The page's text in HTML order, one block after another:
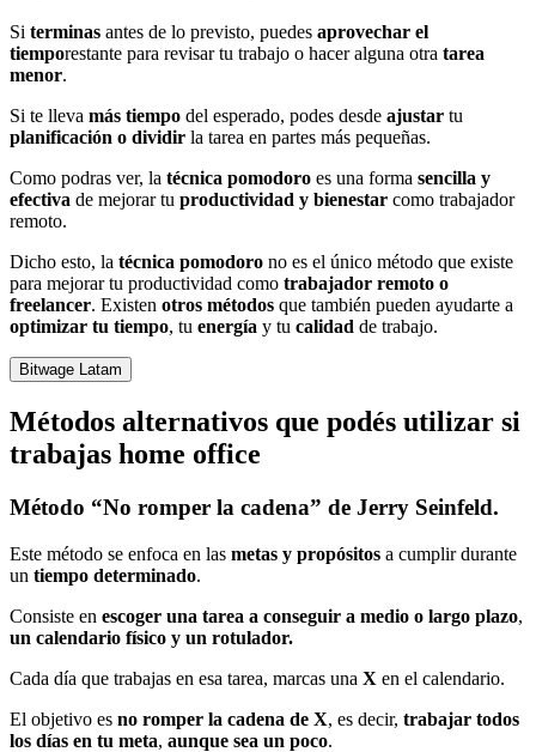
Si terminas antes de lo previsto, puedes aprovechar el
tiemporestante para revisar tu trabajo o hacer alguna otra tarea
menor.
Si te lleva más tiempo del esperado, podes desde ajustar tu
planificación o dividir la tarea en partes más pequeñas.
Como podras ver, la técnica pomodoro es una forma sencilla y
efectiva de mejorar tu productividad y bienestar como trabajador
remoto.
Dicho esto, la técnica pomodoro no es el único método que existe
para mejorar tu productividad como trabajador remoto o
freelancer. Existen otros métodos que también pueden ayudarte a
optimizar tu tiempo, tu energía y tu calidad de trabajo.
Bitwage Latam
Métodos alternativos que podés utilizar si
trabajas home office
Método “No romper la cadena” de Jerry Seinfeld.
Este método se enfoca en las metas y propósitos a cumplir durante
un tiempo determinado.
Consiste en escoger una tarea a conseguir a medio o largo plazo,
un calendario físico y un rotulador.
Cada día que trabajas en esa tarea, marcas una X en el calendario.
El objetivo es no romper la cadena de X, es decir, trabajar todos
los días en tu meta, aunque sea un poco.